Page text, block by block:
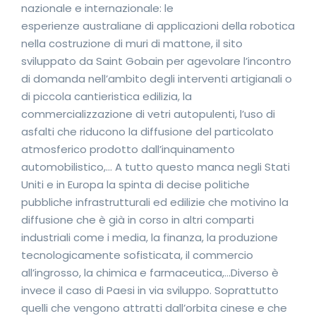
nazionale e internazionale: le
esperienze australiane di applicazioni della robotica
nella costruzione di muri di mattone, il sito
sviluppato da Saint Gobain per agevolare l’incontro
di domanda nell’ambito degli interventi artigianali o
di piccola cantieristica edilizia, la
commercializzazione di vetri autopulenti, l’uso di
asfalti che riducono la diffusione del particolato
atmosferico prodotto dall’inquinamento
automobilistico,… A tutto questo manca negli Stati
Uniti e in Europa la spinta di decise politiche
pubbliche infrastrutturali ed edilizie che motivino la
diffusione che è già in corso in altri comparti
industriali come i media, la finanza, la produzione
tecnologicamente sofisticata, il commercio
all’ingrosso, la chimica e farmaceutica,…Diverso è
invece il caso di Paesi in via sviluppo. Soprattutto
quelli che vengono attratti dall’orbita cinese e che